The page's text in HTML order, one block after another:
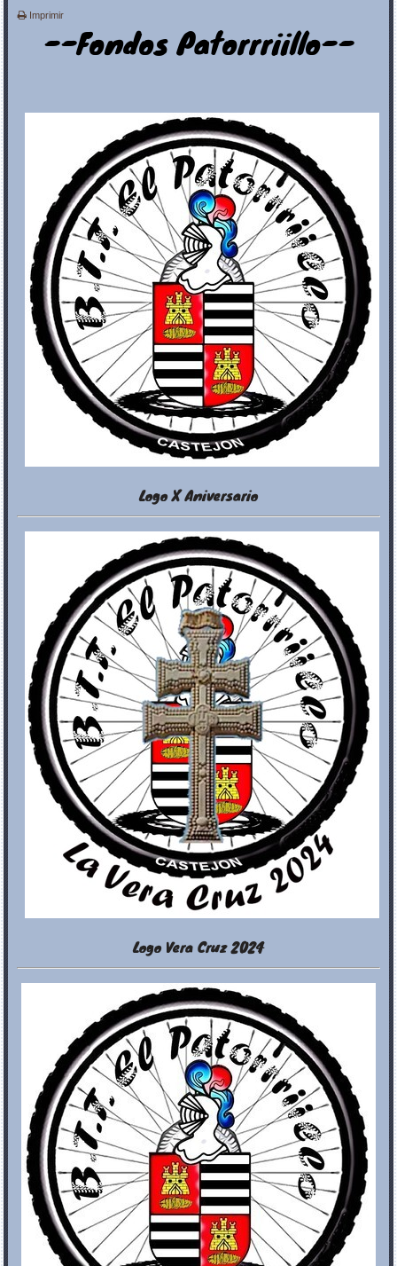
Imprimir
--Fondos Patorrriillo--
Logo X Aniversario
Logo Vera Cruz 2024